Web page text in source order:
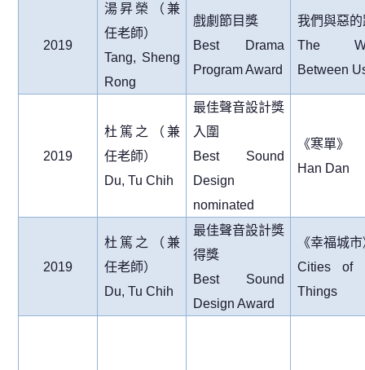
2019
湯昇榮（兼
任老師）
Tang, Sheng
Rong
戲劇節目獎
Best Drama
Program Award
我們與惡的
The
Between
2019
杜篤之（兼
任老師）
Du, Tu Chih
最佳聲音設計獎
入圍
Best Sound
Design
nominated
《寒單》
Han Dan
2019
杜篤之（兼
任老師）
Du, Tu Chih
最佳聲音設計獎
得獎
Best Sound
Design Award
《幸福城
Cities of
Things